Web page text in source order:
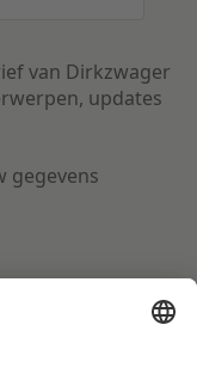
van Dirkzwager
updates
gegevens